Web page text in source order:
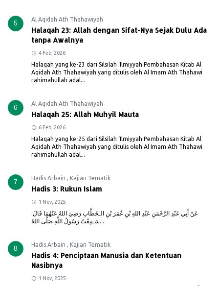
5 Al Aqidah Ath Thahawiyah
Halaqah 23: Allah dengan Sifat-Nya Sejak Dulu Ada
tanpa Awalnya
4 Feb, 2026
Halaqah yang ke-23 dari Silsilah ‘Ilmiyyah Pembahasan Kitab Al
Aqidah Ath Thahawiyah yang ditulis oleh Al Imam Ath Thahawi
rahimahullah adal...
6 Al Aqidah Ath Thahawiyah
Halaqah 25: Allah Muhyil Mauta
6 Feb, 2026
Halaqah yang ke-25 dari Silsilah ‘Ilmiyyah Pembahasan Kitab Al
Aqidah Ath Thahawiyah yang ditulis oleh Al Imam Ath Thahawi
rahimahullah adal...
7 Hadis Arbain , Kajian Tematik
Hadis 3: Rukun Islam
1 Nov, 2025
عَنْ أَبِي عَبْدِ الرَّحْمَنِ عَبْدِ اللهِ بْنِ عُمَرَ بْنِ الـخَطَّابِ رَضِيَ اللهُ عَنْهُمَا قَالَ:
سَـمِعْتُ رَسُولُ اللَّهِ صَلَّى اللهُ...
8 Hadis Arbain , Kajian Tematik
Hadis 4: Penciptaan Manusia dan Ketentuan
Nasibnya
1 Nov, 2025